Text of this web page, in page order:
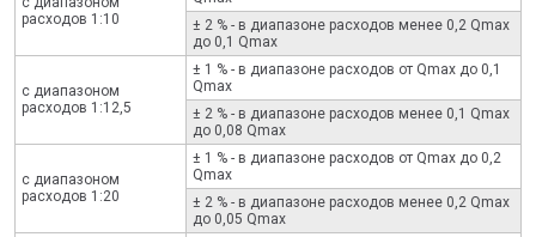
расходов 1:10
± 2 % - в диапазоне раcходов менее 0,2 Qmax
до 0,1 Qmax
с диапазоном
расходов 1:12,5
± 1 % - в диапазоне раcходов от Qmax до 0,1
Qmax
± 2 % - в диапазоне раcходов менее 0,1 Qmax
до 0,08 Qmax
с диапазоном
расходов 1:20
± 1 % - в диапазоне раcходов от Qmax до 0,2
Qmax
± 2 % - в диапазоне раcходов менее 0,2 Qmax
до 0,05 Qmax